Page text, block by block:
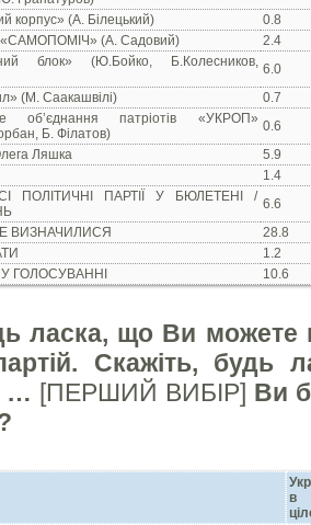
корпус» (А. Білецький)
0.8
«САМОПОМІЧ» (А. Садовий)
2.4
блок» (Ю.Бойко, Б.Колесников, 6.0
(М. Саакашвілі)
0.7
об’єднання патріотів «УКРОП»
Б. Філатов)
0.6
Ляшка
5.9
1.4
ПОЛІТИЧНІ ПАРТІЇ У БЮЛЕТЕНІ / 6.6
ВИЗНАЧИЛИСЯ
28.8
1.2
ГОЛОСУВАННІ
10.6
ласка, що Ви можете
Скажіть, будь
… [ПЕРШИЙ ВИБІР] Ви
в